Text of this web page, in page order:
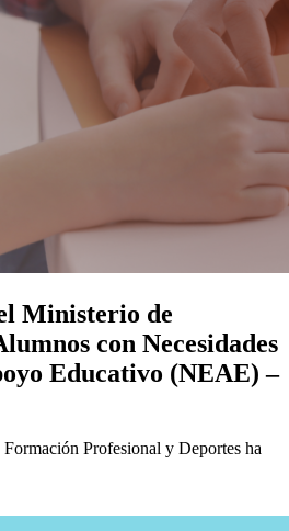
Ministerio de
con Necesidades
Educativo (NEAE) –
Profesional y Deportes ha